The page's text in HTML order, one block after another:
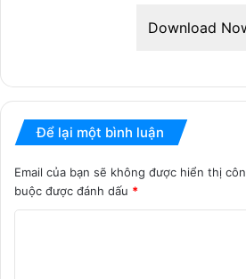
Download
Để lại một bình luận
Email của bạn sẽ không được hiển thị
buộc được đánh dấu *